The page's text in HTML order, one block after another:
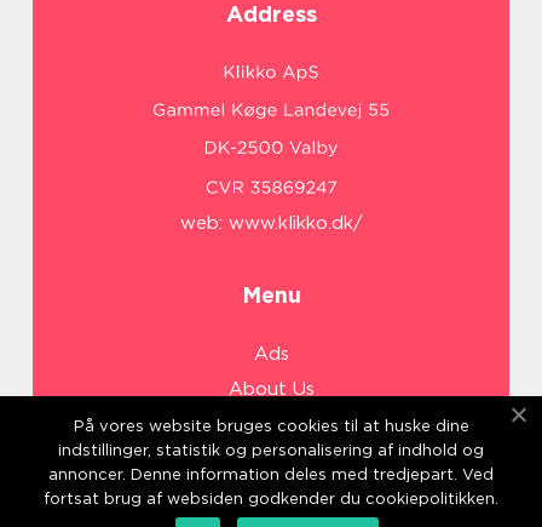
Address
web: www.klikko.dk/
Menu
Ads
About Us
Cookies
Contact
Sitemap
På vores website bruges cookies til at huske dine
indstillinger, statistik og personalisering af indhold og
annoncer. Denne information deles med tredjepart. Ved
fortsat brug af websiden godkender du cookiepolitikken.